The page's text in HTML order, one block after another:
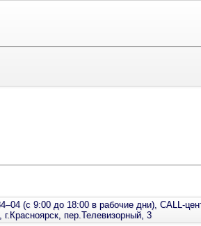
(с 9:00 до 18:00 в рабочие дни), CALL-
г.Красноярск, пер.Телевизорный, 3